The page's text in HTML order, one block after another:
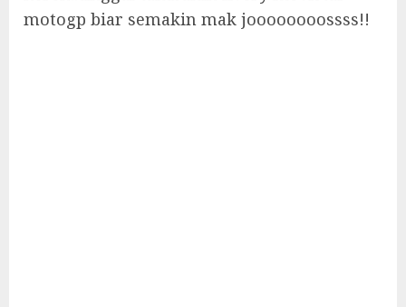
motogp biar semakin mak joooooooossss!!